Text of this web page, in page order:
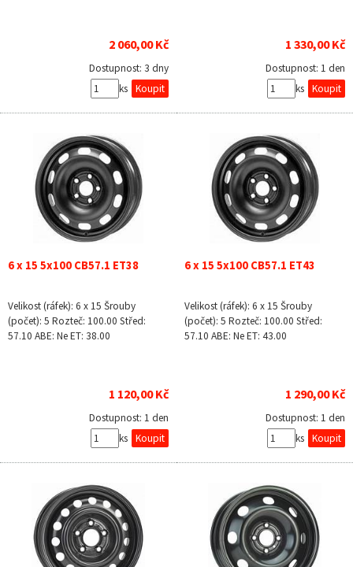
2 060,00 Kč
Dostupnost: 3 dny
ks
1 330,00 Kč
Dostupnost: 1 den
ks
6 x 15 5x100 CB57.1 ET38
Velikost (ráfek): 6 x 15 Šrouby
(počet): 5 Rozteč: 100.00 Střed:
57.10 ABE: Ne ET: 38.00
1 120,00 Kč
Dostupnost: 1 den
ks
6 x 15 5x100 CB57.1 ET43
Velikost (ráfek): 6 x 15 Šrouby
(počet): 5 Rozteč: 100.00 Střed:
57.10 ABE: Ne ET: 43.00
1 290,00 Kč
Dostupnost: 1 den
ks